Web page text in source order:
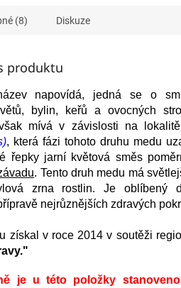
(8) Diskuze
produktu
napovídá, jedná se o
bylin, keřů a ovocných
mívá v závislosti na
, která fázi tohoto druhu medu
řepky jarní květová směs
. Tento druh medu má
zrna rostlin. Je oblíbený
nejrůznějších zdravých
získal v roce 2014 v soutěži
je u této položky